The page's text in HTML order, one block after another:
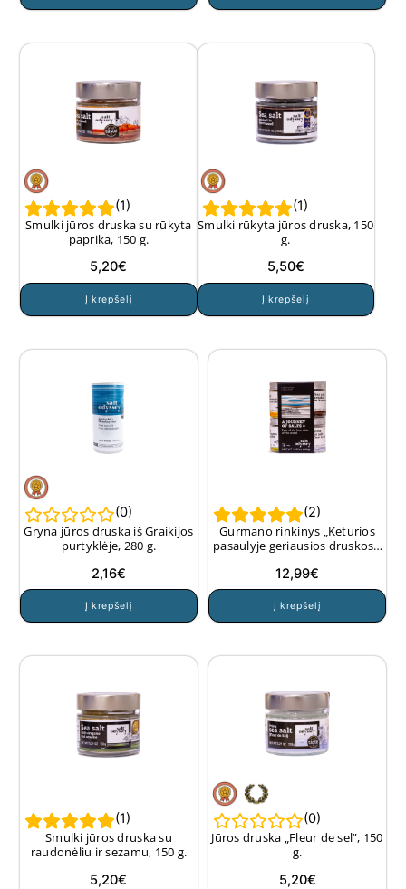
(1)
Smulki jūros druska su rūkyta
paprika, 150 g.
5,20€
Į krepšelį
(1)
Smulki rūkyta jūros druska, 150
g.
5,50€
Į krepšelį
(0)
Gryna jūros druska iš Graikijos
purtyklėje, 280 g.
2,16€
Į krepšelį
(2)
Gurmano rinkinys „Keturios
pasaulyje geriausios druskos“,
12,99€
Į krepšelį
(1)
Smulki jūros druska su
raudonėliu ir sezamu, 150 g.
5,20€
(0)
Jūros druska „Fleur de sel”, 150
g.
5,20€